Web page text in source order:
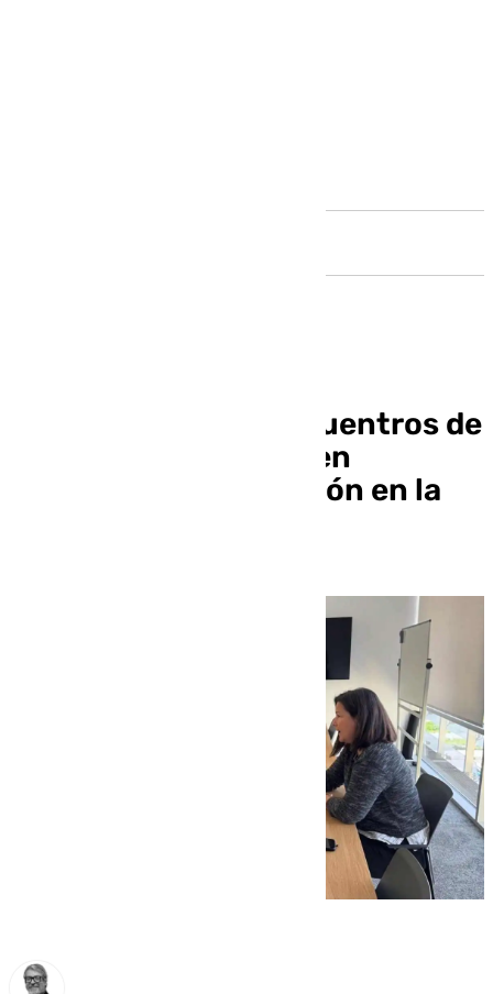
Córdoba asiste a encuentros de
promoción turística en
Barcelona con atención en la